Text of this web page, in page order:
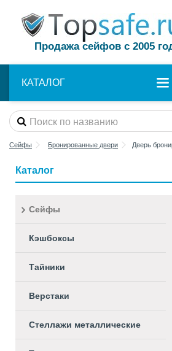
Продажа сейфов с 2005
КАТАЛОГ
Сейфы Бронированные двери Дверь
Каталог
Сейфы
Кэшбоксы
Тайники
Верстаки
Стеллажи металлические